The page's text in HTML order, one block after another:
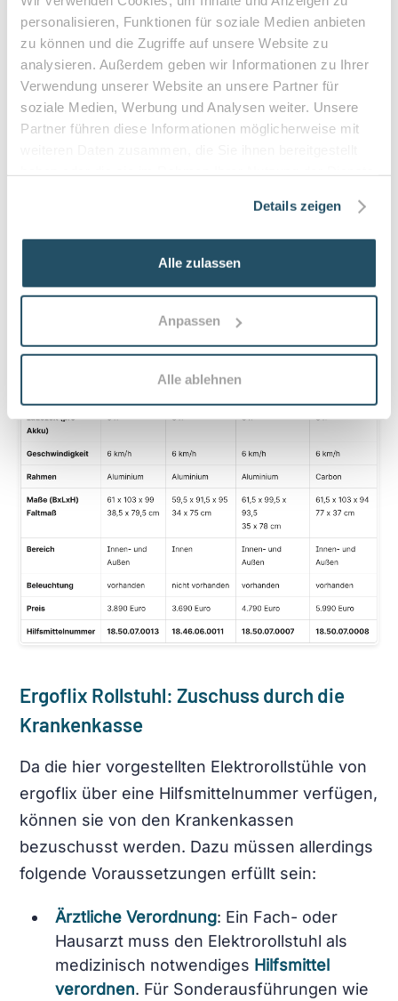
personalisieren, Funktionen für soziale Medien anbieten
zu können und die Zugriffe auf unsere Website zu
analysieren. Außerdem geben wir Informationen zu Ihrer
Verwendung unserer Website an unsere Partner für
soziale Medien, Werbung und Analysen weiter. Unsere
Partner führen diese Informationen möglicherweise mit
Details zeigen
Alle zulassen
Anpassen
Alle ablehnen
von 25 km.Damit sind auch längere Ausflüge
und Fahrten möglich. Für den Sitzkomfort
sorgen eineergonomische Rückenlehneund
gefederte Vorderräder.
Zudem eignet sich der E-Rollstuhl perfekt als
Auf einen Blick: Die 4 Modelle im direkten
Vergleich
Ergoflix Rollstuhl: Zuschuss durch die
Krankenkasse
Da die hier vorgestellten Elektrorollstühle von
ergoflix über eine Hilfsmittelnummer verfügen,
können sie von den Krankenkassen
bezuschusst werden. Dazu müssen allerdings
folgende Voraussetzungen erfüllt sein:
Ärztliche Verordnung: Ein Fach- oder
Hausarzt muss den Elektrorollstuhl als
medizinisch notwendiges Hilfsmittel
verordnen. Für Sonderausführungen wie